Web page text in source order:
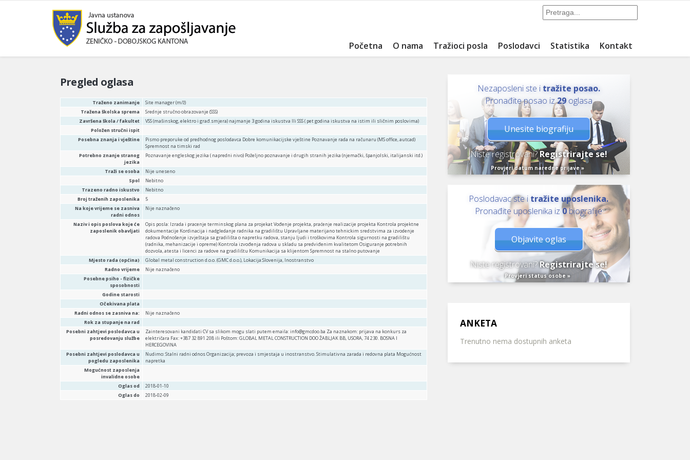
Početna O nama Tražioci posla Poslodavci Statistika Kontakt
Pregled oglasa
Traženo zanimanje
Site manager (m/ž)
Tražena školska sprema
Srednje stručno obrazovanje (SSS)
Završena škola / fakultet
VSS (mašinskog, elektro i građ.smjera) najmanje 3 godina iskustva Ili SSS ( pet godina iskustva na istim ili sličnim poslovima)
Položen stručni ispit
Posebna znanja i vještine
Pismo preporuke od predhodnog poslodavca Dobre komunikacijske vještine Poznavanje rada na računaru (MS office, autcad)
Spremnost na timski rad
Potrebno znanje stranog
jezika
Poznavanje engleskog jezika ( napredni nivo) Poželjno poznavanje i drugih stranih jezika (njemački, španjolski, italijanski itd.)
Traži se osoba
Nije uneseno
Spol
Nebitno
Trazeno radno iskustvo
Nebitno
Broj traženih zaposlenika
5
Na koje vrijeme se zasniva
radni odnos
Nije naznačeno
Naziv i opis poslova koje će
zaposlenik obavljati
Opis posla: Izrada i pracenje terminskog plana za projekat Vođenje projekta, praćenje realizacije projekta Kontrola projektne
dokumentacije Kordinacija i nadgledanje radnika na gradilištu Upravljane materijano tehnickim sredstvima za izvodenje
radova Podnošenje izvještaja sa gradilišta o napretku radova, stanju ljudi i troškovima Kontrola sigurnosti na gradilištu
(radnika, mehanizacije i opreme) Kontrola izvođenja radova u skladu sa predviđenim kvalitetom Osiguranje potrebnih
dozvola, atesta i licenci za radove na gradilištu Komunikacija sa klijentom Spremnost na stalno putovanje
Mjesto rada (općina)
Global metal construction d.o.o. (GMC d.o.o.), Lokacija:Slovenija, Inostranstvo
Radno vrijeme
Nije naznačeno
Posebne psiho - fizičke
sposobnosti
Godine starosti
Očekivana plata
Radni odnos se zasniva na:
Nije naznačeno
Rok za stupanje na rad
Posebni zahtjevi poslodavca u
posredovanju službe
Zainteresovani kandidati CV sa slikom mogu slati putem emaila: info@gmcdoo.ba Za naznakom: prijava na konkurs za
električara Fax: +387 32 891 208 ili Poštom: GLOBAL METAL CONSTRUCTION DOO ŽABLJAK BB, USORA, 74 230. BOSNA I
HERCEGOVINA
Posebni zahtjevi poslodavca u
pogledu zaposlenika
Nudimo: Stalni radni odnos Organizacija; prevoza i smjestaja u inostranstvo. Stimulativna zarada i redovna plata Mogućnost
napretka
Mogućnost zaposlenja
invalidne osobe
Oglas od
2018-01-10
Oglas do
2018-02-09
Nezaposleni ste i tražite posao.
Pronađite posao iz29oglasa
Unesite biografiju
Niste registrovani? Registrirajte se!
Provjeri datum naredne prijave »
Poslodavac ste i tražite uposlenika.
Pronađite uposlenika iz0biografije
Objavite oglas
Niste registrovani?Registrirajte se!
Provjeri status osobe »
ANKETA
Trenutno nema dostupnih anketa